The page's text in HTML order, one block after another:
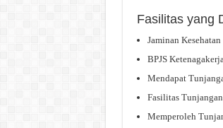
Fasilitas yang
Jaminan Kesehatan
BPJS
Mendapat
Fasilitas
Memperoleh